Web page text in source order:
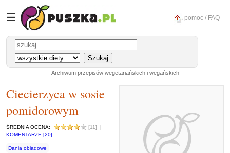
☰ pomoc / FAQ
Archiwum przepisów wegetariańskich i wegańskich
Ciecierzyca w sosie
pomidorowym
ŚREDNIA OCENA: [11]
|
KOMENTARZE [20]
Dania obiadowe